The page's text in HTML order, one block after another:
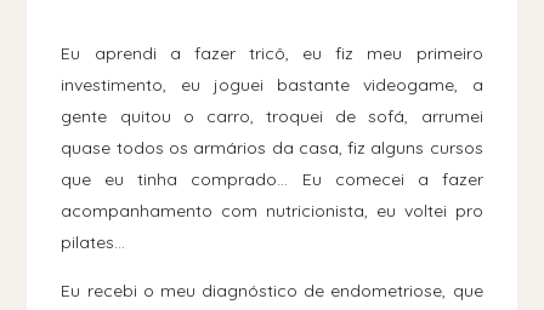
Eu aprendi a fazer tricô, eu fiz meu primeiro
investimento, eu joguei bastante videogame, a
gente quitou o carro, troquei de sofá, arrumei
quase todos os armários da casa, fiz alguns cursos
que eu tinha comprado... Eu comecei a fazer
acompanhamento com nutricionista, eu voltei pro
pilates...
Eu recebi o meu diagnóstico de endometriose, que